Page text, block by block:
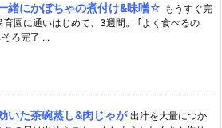
緒にかぼちゃの煮付け&味噌☆ もうすぐ完
育園に通いはじめて、3週間。 ｢よく食べるの
ろ完了 ...
いた茶碗蒸し&肉じゃが 出汁を大量につか